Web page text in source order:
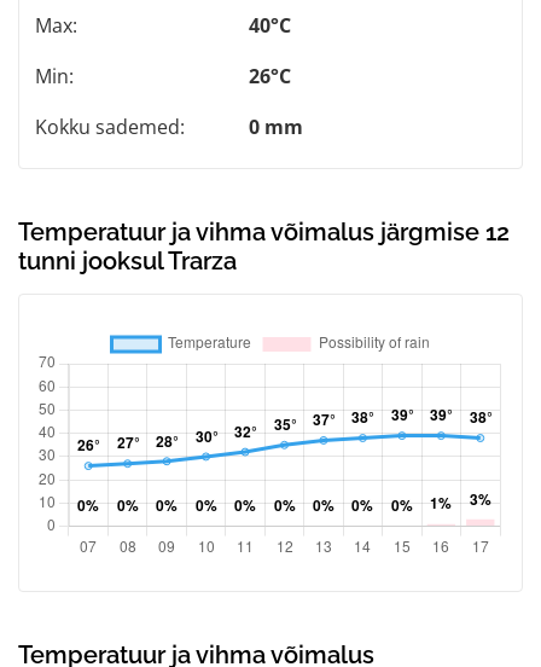
Max:
40°C
Min:
26°C
Kokku sademed:
0 mm
Temperatuur ja vihma võimalus järgmise 12
tunni jooksul Trarza
Temperatuur ja vihma võimalus